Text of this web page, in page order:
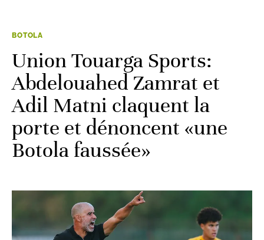
BOTOLA
Union Touarga Sports:
Abdelouahed Zamrat et
Adil Matni claquent la
porte et dénoncent «une
Botola faussée»